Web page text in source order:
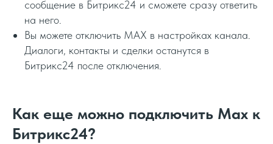
сообщение в Битрикс24 и сможете сразу ответить
на него.
Вы можете отключить MAX в настройках канала.
Диалоги, контакты и сделки останутся в
Битрикс24 после отключения.
Как еще можно подключить Max к
Битрикс24?